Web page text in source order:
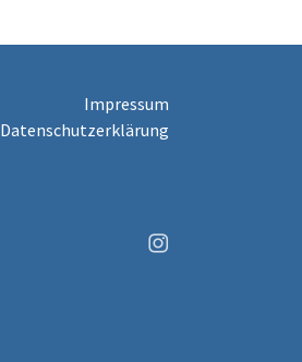
Impressum
Datenschutzerklärung